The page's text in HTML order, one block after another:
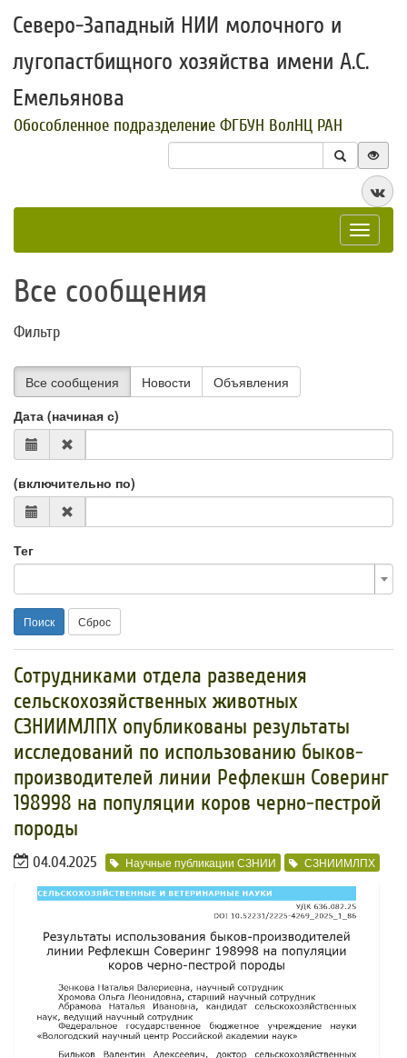
Северо-Западный НИИ молочного и
лугопастбищного хозяйства имени А.С.
Емельянова
Обособленное подразделение ФГБУН ВолНЦ РАН
Toggle
Все сообщения
Фильтр
Все сообщения Новости
Объявления
Дата (начиная с)
(включительно по)
Тег
Поиск Сброс
​Сотрудниками отдела разведения
сельскохозяйственных животных
СЗНИИМЛПХ опубликованы результаты
исследований по использованию быков-
производителей линии Рефлекшн Соверинг
198998 на популяции коров черно-пестрой
породы
04.04.2025 Научные публикации СЗНИИ СЗНИИМЛПХ